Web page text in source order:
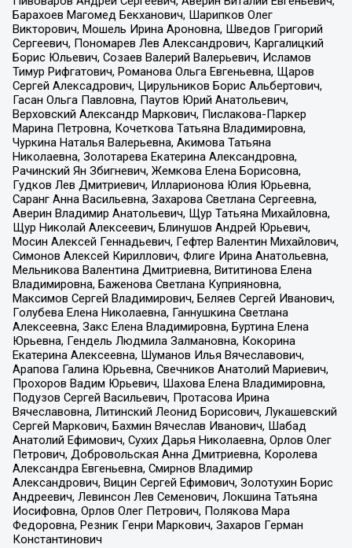
Барахоев Магомед Бекханович, Шарипков Олег
Викторович, Мошель Ирина Ароновна, Шведов Григорий
Сергеевич, Пономарев Лев Александрович, Каргалицкий
Борис Юльевич, Созаев Валерий Валерьевич, Исламов
Тимур Рифгатович, Романова Ольга Евгеньевна, Щаров
Сергей Алексадрович, Цирульников Борис Альбертович,
Гасан Ольга Павловна, Паутов Юрий Анатольевич,
Верховский Александр Маркович, Пислакова-Паркер
Марина Петровна, Кочеткова Татьяна Владимировна,
Чуркина Наталья Валерьевна, Акимова Татьяна
Николаевна, Золотарева Екатерина Александровна,
Рачинский Ян Збигневич, Жемкова Елена Борисовна,
Гудков Лев Дмитриевич, Илларионова Юлия Юрьевна,
Саранг Анна Васильевна, Захарова Светлана Сергеевна,
Аверин Владимир Анатольевич, Щур Татьяна Михайловна,
Щур Николай Алексеевич, Блинушов Андрей Юрьевич,
Мосин Алексей Геннадьевич, Гефтер Валентин Михайлович,
Симонов Алексей Кириллович, Флиге Ирина Анатольевна,
Мельникова Валентина Дмитриевна, Вититинова Елена
Владимировна, Баженова Светлана Куприяновна,
Максимов Сергей Владимирович, Беляев Сергей Иванович,
Голубева Елена Николаевна, Ганнушкина Светлана
Алексеевна, Закс Елена Владимировна, Буртина Елена
Юрьевна, Гендель Людмила Залмановна, Кокорина
Екатерина Алексеевна, Шуманов Илья Вячеславович,
Арапова Галина Юрьевна, Свечников Анатолий Мариевич,
Прохоров Вадим Юрьевич, Шахова Елена Владимировна,
Подузов Сергей Васильевич, Протасова Ирина
Вячеславовна, Литинский Леонид Борисович, Лукашевский
Сергей Маркович, Бахмин Вячеслав Иванович, Шабад
Анатолий Ефимович, Сухих Дарья Николаевна, Орлов Олег
Петрович, Добровольская Анна Дмитриевна, Королева
Александра Евгеньевна, Смирнов Владимир
Александрович, Вицин Сергей Ефимович, Золотухин Борис
Андреевич, Левинсон Лев Семенович, Локшина Татьяна
Иосифовна, Орлов Олег Петрович, Полякова Мара
Федоровна, Резник Генри Маркович, Захаров Герман
Константинович